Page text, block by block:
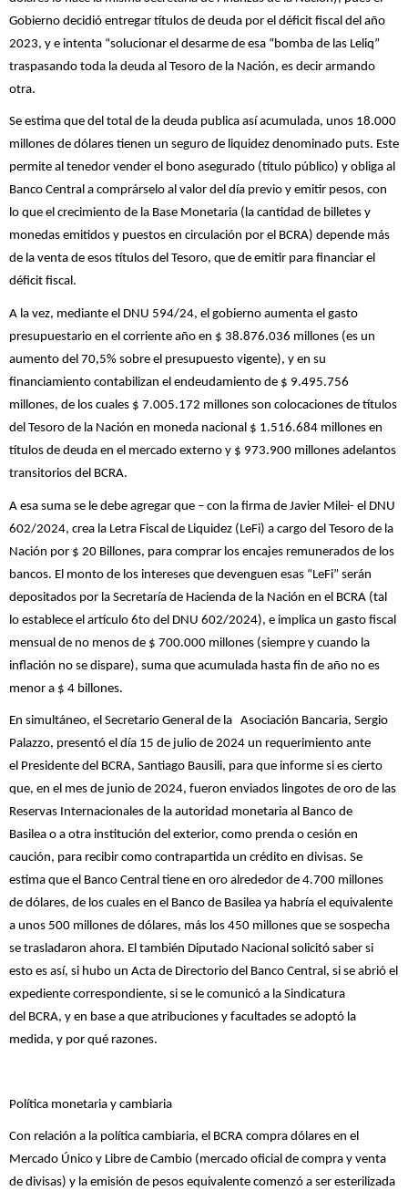
Gobierno decidió entregar títulos de deuda por el déficit fiscal del año
2023, y e intenta “solucionar el desarme de esa “bomba de las Leliq”
traspasando toda la deuda al Tesoro de la Nación, es decir armando
otra.
Se estima que del total de la deuda publica así acumulada, unos 18.000
millones de dólares tienen un seguro de liquidez denominado puts. Este
permite al tenedor vender el bono asegurado (título público) y obliga al
Banco Central a comprárselo al valor del día previo y emitir pesos, con
lo que el crecimiento de la Base Monetaria (la cantidad de billetes y
monedas emitidos y puestos en circulación por el BCRA) depende más
de la venta de esos títulos del Tesoro, que de emitir para financiar el
déficit fiscal.
A la vez, mediante el DNU 594/24, el gobierno aumenta el gasto
presupuestario en el corriente año en $ 38.876.036 millones (es un
aumento del 70,5% sobre el presupuesto vigente), y en su
financiamiento contabilizan el endeudamiento de $ 9.495.756
millones, de los cuales $ 7.005.172 millones son colocaciones de títulos
del Tesoro de la Nación en moneda nacional $ 1.516.684 millones en
títulos de deuda en el mercado externo y $ 973.900 millones adelantos
transitorios del BCRA.
A esa suma se le debe agregar que – con la firma de Javier Milei- el DNU
602/2024, crea la Letra Fiscal de Liquidez (LeFi) a cargo del Tesoro de la
Nación por $ 20 Billones, para comprar los encajes remunerados de los
bancos. El monto de los intereses que devenguen esas “LeFi” serán
depositados por la Secretaría de Hacienda de la Nación en el BCRA (tal
lo establece el artículo 6to del DNU 602/2024), e implica un gasto fiscal
mensual de no menos de $ 700.000 millones (siempre y cuando la
inflación no se dispare), suma que acumulada hasta fin de año no es
menor a $ 4 billones.
En simultáneo, el Secretario General de la Asociación Bancaria, Sergio
Palazzo, presentó el día 15 de julio de 2024 un requerimiento ante
el Presidente del BCRA, Santiago Bausili, para que informe si es cierto
que, en el mes de junio de 2024, fueron enviados lingotes de oro de las
Reservas Internacionales de la autoridad monetaria al Banco de
Basilea o a otra institución del exterior, como prenda o cesión en
caución, para recibir como contrapartida un crédito en divisas. Se
estima que el Banco Central tiene en oro alrededor de 4.700 millones
de dólares, de los cuales en el Banco de Basilea ya habría el equivalente
a unos 500 millones de dólares, más los 450 millones que se sospecha
se trasladaron ahora. El también Diputado Nacional solicitó saber si
esto es así, si hubo un Acta de Directorio del Banco Central, si se abrió el
expediente correspondiente, si se le comunicó a la Sindicatura
del BCRA, y en base a que atribuciones y facultades se adoptó la
medida, y por qué razones.
Política monetaria y cambiaria
Con relación a la política cambiaria, el BCRA compra dólares en el
Mercado Único y Libre de Cambio (mercado oficial de compra y venta
de divisas) y la emisión de pesos equivalente comenzó a ser esterilizada